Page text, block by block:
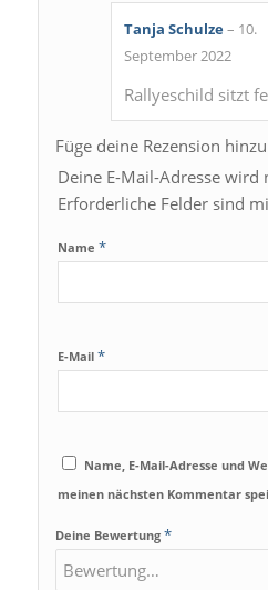
Tanja Schulze– 10.
September 2022
Rallyeschild sitzt
Füge deine Rezension hinzu
Deine E-Mail-Adresse
Erforderliche Felder sind
Name *
E-Mail *
Name, E-Mail-Adresse und
meinen nächsten Kommentar
Deine Bewertung *